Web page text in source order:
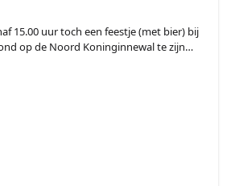
15.00 uur toch een feestje (met bier) bij
op de Noord Koninginnewal te zijn…